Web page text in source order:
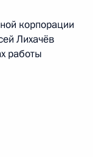
корпорации
Лихачёв
работы